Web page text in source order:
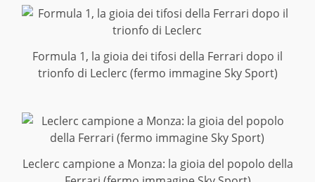
Formula 1, la gioia dei tifosi della Ferrari dopo il
trionfo di Leclerc (fermo immagine Sky Sport)
Leclerc campione a Monza: la gioia del popolo della